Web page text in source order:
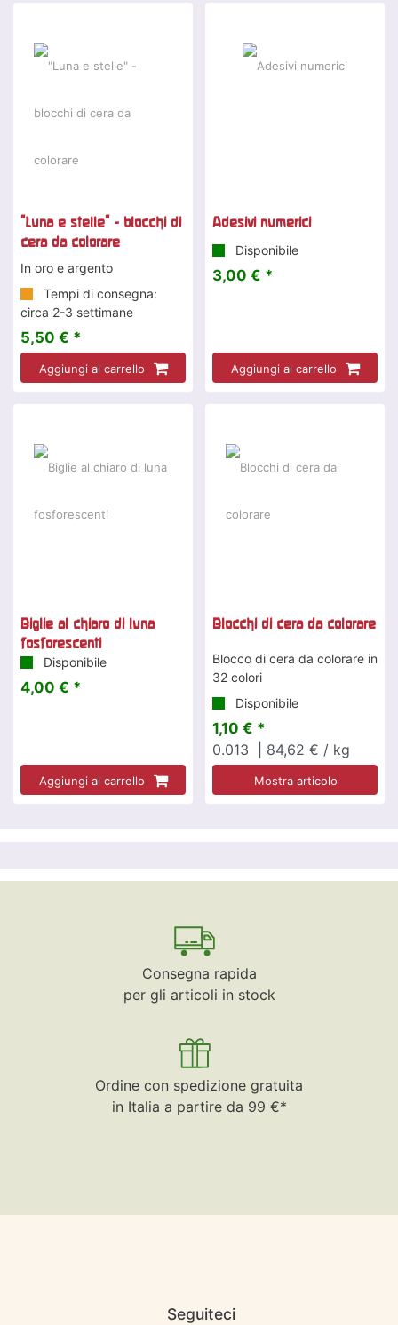
"Luna e stelle" - blocchi di
cera da colorare
In oro e argento
Tempi di consegna:
circa 2-3 settimane
5,50 € *
Aggiungi al carrello
Adesivi numerici
Disponibile
3,00 € *
Aggiungi al carrello
Biglie al chiaro di luna
fosforescenti
Disponibile
4,00 € *
Aggiungi al carrello
Blocchi di cera da colorare
Blocco di cera da colorare in
32 colori
Disponibile
1,10 € *
0.013
| 84,62 € / kg
Mostra articolo
Consegna rapida
per gli articoli in stock
Ordine con spedizione gratuita
in Italia a partire da 99 €*
Seguiteci